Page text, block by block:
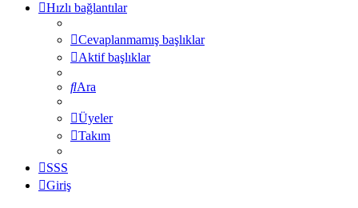
Hızlı bağlantılar
Cevaplanmamış başlıklar
Aktif başlıklar
Ara
Üyeler
Takım
SSS
Giriş